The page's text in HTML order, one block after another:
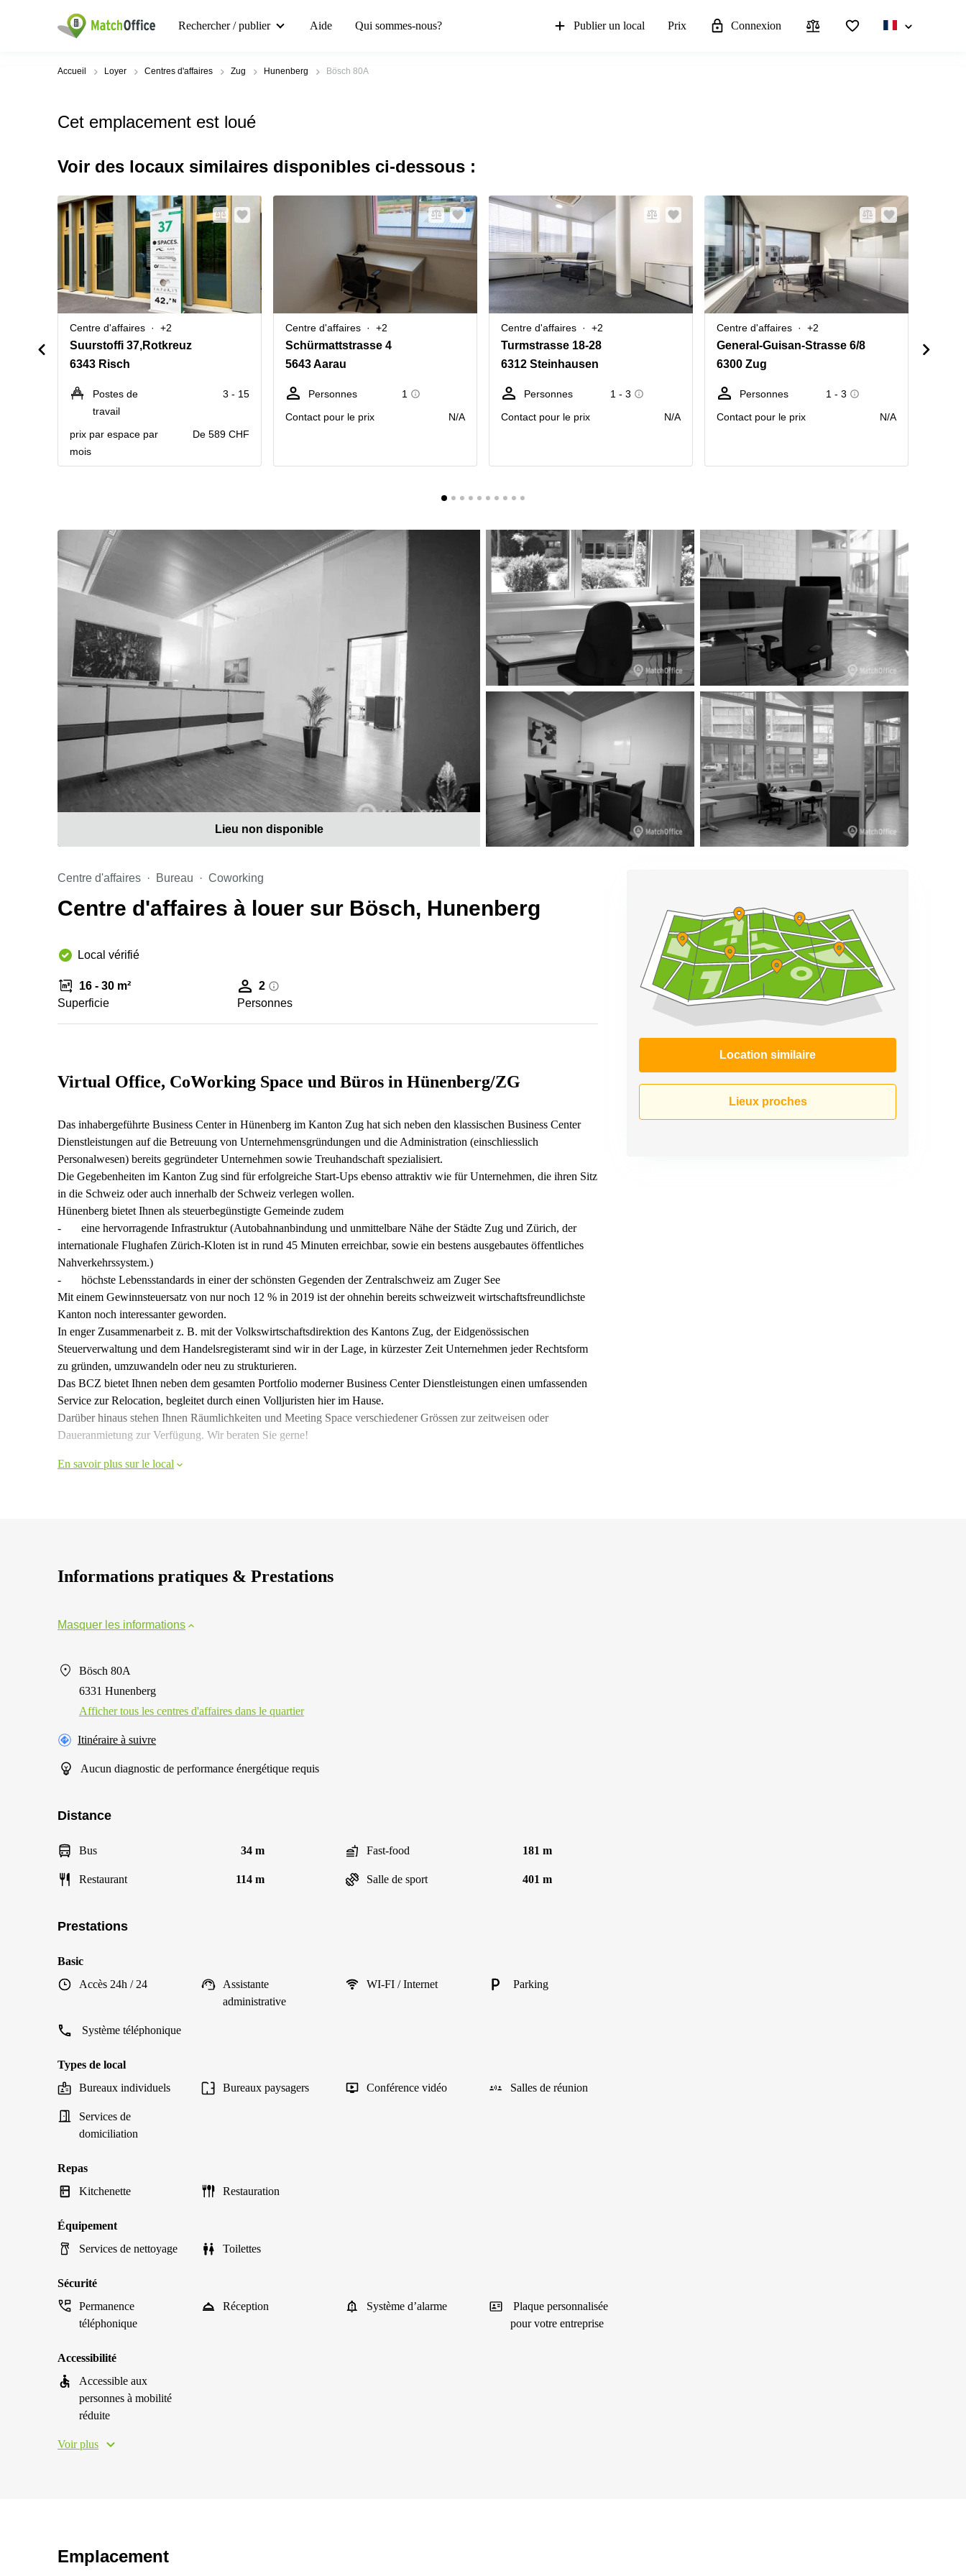
Rechercher / publier Aide Qui sommes-nous? Publier un local Prix Connexion
Accueil Loyer Centres d'affaires Zug Hunenberg Bösch 80A
Cet emplacement est loué
Voir des locaux similaires disponibles ci-dessous :
Centre d'affaires +2
Suurstoffi 37,Rotkreuz
6343 Risch
Postes de
travail
3 - 15
prix par espace par
mois
De 589 CHF
Centre d'affaires +2
Schürmattstrasse 4
5643 Aarau
Personnes
1
Contact pour le prix
N/A
Centre d'affaires +2
Turmstrasse 18-28
6312 Steinhausen
Personnes
1 - 3
Contact pour le prix
N/A
Centre d'affaires +2
General-Guisan-Strasse 6/8
6300 Zug
Personnes
1 - 3
Contact pour le prix
N/A
Lieu non disponible
Centre d'affaires Bureau Coworking
Centre d'affaires à louer sur Bösch, Hunenberg
Local vérifié
16 - 30 m²
Superficie
2
Personnes
Location similaire
Lieux proches
Virtual Office, CoWorking Space und Büros in Hünenberg/ZG
Das inhabergeführte Business Center in Hünenberg im Kanton Zug hat sich neben den klassischen Business Center
Dienstleistungen auf die Betreuung von Unternehmensgründungen und die Administration (einschliesslich
Personalwesen) bereits gegründeter Unternehmen sowie Treuhandschaft spezialisiert.
Die Gegebenheiten im Kanton Zug sind für erfolgreiche Start-Ups ebenso attraktiv wie für Unternehmen, die ihren Sitz
in die Schweiz oder auch innerhalb der Schweiz verlegen wollen.
Hünenberg bietet Ihnen als steuerbegünstigte Gemeinde zudem
- eine hervorragende Infrastruktur (Autobahnanbindung und unmittelbare Nähe der Städte Zug und Zürich, der
internationale Flughafen Zürich-Kloten ist in rund 45 Minuten erreichbar, sowie ein bestens ausgebautes öffentliches
Nahverkehrssystem.)
- höchste Lebensstandards in einer der schönsten Gegenden der Zentralschweiz am Zuger See
Mit einem Gewinnsteuersatz von nur noch 12 % in 2019 ist der ohnehin bereits schweizweit wirtschaftsfreundlichste
Kanton noch interessanter geworden.
In enger Zusammenarbeit z. B. mit der Volkswirtschaftsdirektion des Kantons Zug, der Eidgenössischen
Steuerverwaltung und dem Handelsregisteramt sind wir in der Lage, in kürzester Zeit Unternehmen jeder Rechtsform
zu gründen, umzuwandeln oder neu zu strukturieren.
Das BCZ bietet Ihnen neben dem gesamten Portfolio moderner Business Center Dienstleistungen einen umfassenden
Service zur Relocation, begleitet durch einen Volljuristen hier im Hause.
Darüber hinaus stehen Ihnen Räumlichkeiten und Meeting Space verschiedener Grössen zur zeitweisen oder
Daueranmietung zur Verfügung. Wir beraten Sie gerne!
En savoir plus sur le local
Informations pratiques & Prestations
Masquer les informations
Bösch 80A
6331 Hunenberg
Afficher tous les centres d'affaires dans le quartier
Itinéraire à suivre
Aucun diagnostic de performance énergétique requis
Distance
Bus 34 m Fast-food 181 m
Restaurant 114 m Salle de sport 401 m
Prestations
Basic
Accès 24h / 24
Assistante
administrative
WI-FI / Internet Parking
Système téléphonique
Types de local
Bureaux individuels
Bureaux paysagers Conférence vidéo Salles de réunion
Services de
domiciliation
Repas
Kitchenette
Restauration
Équipement
Services de nettoyage
Toilettes
Sécurité
Permanence
téléphonique
Réception Système d’alarme
Plaque personnalisée
pour votre entreprise
Accessibilité
Accessible aux
personnes à mobilité
réduite
Voir plus
Emplacement